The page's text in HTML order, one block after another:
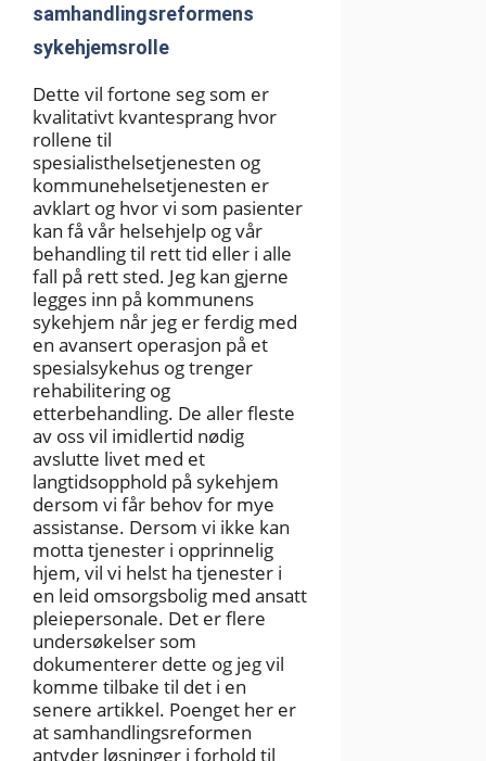
samhandlingsreformens
sykehjemsrolle
Dette vil fortone seg som er
kvalitativt kvantesprang hvor
rollene til
spesialisthelsetjenesten og
kommunehelsetjenesten er
avklart og hvor vi som pasienter
kan få vår helsehjelp og vår
behandling til rett tid eller i alle
fall på rett sted. Jeg kan gjerne
legges inn på kommunens
sykehjem når jeg er ferdig med
en avansert operasjon på et
spesialsykehus og trenger
rehabilitering og
etterbehandling. De aller fleste
av oss vil imidlertid nødig
avslutte livet med et
langtidsopphold på sykehjem
dersom vi får behov for mye
assistanse. Dersom vi ikke kan
motta tjenester i opprinnelig
hjem, vil vi helst ha tjenester i
en leid omsorgsbolig med ansatt
pleiepersonale. Det er flere
undersøkelser som
dokumenterer dette og jeg vil
komme tilbake til det i en
senere artikkel. Poenget her er
at samhandlingsreformen
antyder løsninger i forhold til